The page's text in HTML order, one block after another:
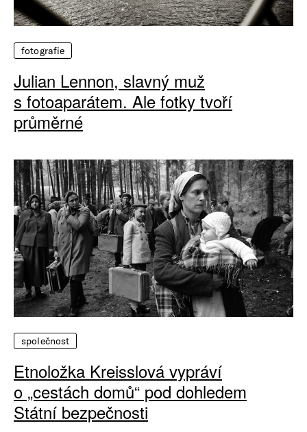
fotografie
Julian Lennon, slavný muž
s fotoaparátem. Ale fotky tvoří
průměrné
společnost
Etnoložka Kreisslová vypráví
o „cestách domů“ pod dohledem
Státní bezpečnosti